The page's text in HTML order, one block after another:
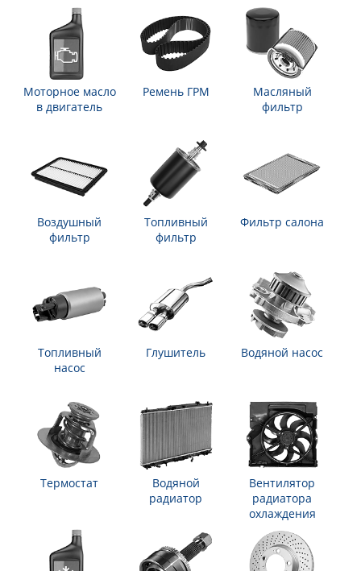
Моторное масло
в двигатель
Ремень ГРМ
Масляный
фильтр
Воздушный
фильтр
Топливный
фильтр
Фильтр салона
Топливный
насос
Глушитель Водяной насос
Термостат
Водяной
радиатор
Вентилятор
радиатора
охлаждения